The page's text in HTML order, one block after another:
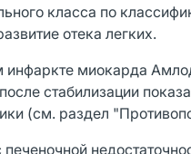
класса по
отека легких.
инфаркте миокарда
стабилизации
(см. раздел